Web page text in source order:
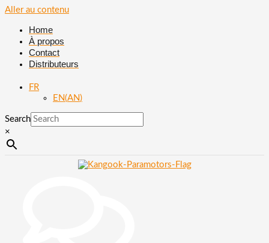
Aller au contenu
Home
À propos
Contact
Distributeurs
FR
EN(AN)
Search
×